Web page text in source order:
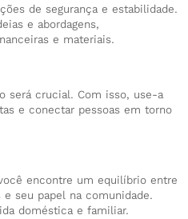
de segurança e estabilidade.
e abordagens,
e materiais.
será crucial. Com isso, use-a
e conectar pessoas em torno
encontre um equilíbrio entre
seu papel na comunidade.
doméstica e familiar.